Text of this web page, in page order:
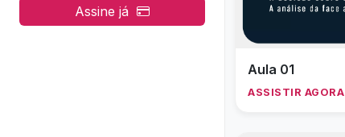
Assine já
Aula 01
ASSISTIR AGORA